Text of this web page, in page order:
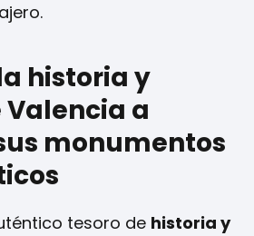
historia y
a
monumentos
tesoro de historia y